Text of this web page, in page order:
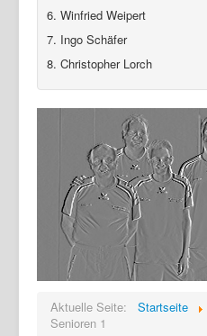
6. Winfried Weipert
7. Ingo Schäfer
8. Christopher Lorch
Aktuelle Seite: Startseite
Senioren 1